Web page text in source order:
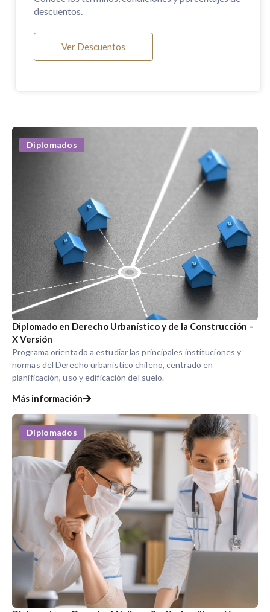
descuentos.
Ver Descuentos
Diplomados
Diplomado en Derecho Urbanístico y de la Construcción –
X Versión
Programa orientado a estudiar las principales instituciones y
normas del Derecho urbanístico chileno, centrado en
planificación, uso y edificación del suelo.
Más información
Diplomados